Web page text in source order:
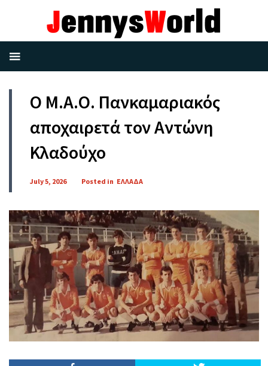
Ο Μ.Α.Ο. Πανκαμαριακός
αποχαιρετά τον Αντώνη
Κλαδούχο
July 5, 2026 Posted in ΕΛΛΑΔΑ